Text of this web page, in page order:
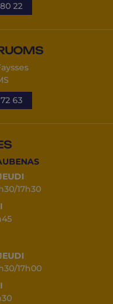
22
63
17h30
17h00